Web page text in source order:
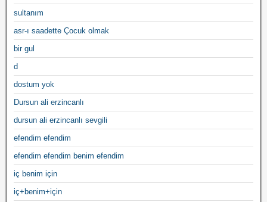
sultanım
asr-ı saadette Çocuk olmak
bir gul
d
dostum yok
Dursun ali erzincanlı
dursun ali erzincanlı sevgili
efendim efendim
efendim efendim benim efendim
iç benim için
iç+benim+için